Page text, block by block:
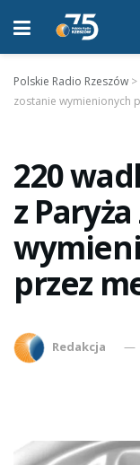
Polskie Radio Rzeszów >
zostanie wymienionych
220
z
przez
Redakcja